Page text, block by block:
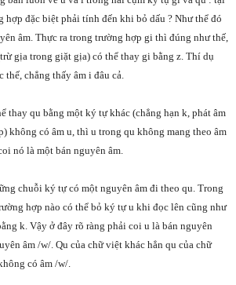
hợp đặc biệt phải tính đến khi bỏ dấu ? Như thể đó
âm. Thực ra trong trường hợp gi thì đúng như thế,
gịa trong giặt gịa) có thể thay gi bằng z. Thí dụ
thế, chẳng thấy âm i đâu cả.
thay qu bằng một ký tự khác (chẳng hạn k, phát âm
không có âm u, thì u trong qu không mang theo âm
nó là một bán nguyên âm.
chuỗi ký tự có một nguyên âm đi theo qu. Trong
hợp nào có thể bỏ ký tự u khi đọc lên cũng như
k. Vậy ở đây rõ ràng phải coi u là bán nguyên
âm /w/. Qu của chữ việt khác hẳn qu của chữ
có âm /w/.